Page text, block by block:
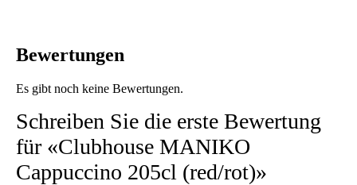
Bewertungen
Es gibt noch keine Bewertungen.
Schreiben Sie die erste Bewertung
für «Clubhouse MANIKO
Cappuccino 205cl (red/rot)»